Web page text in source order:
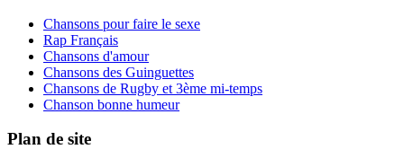
Chansons pour faire le sexe
Rap Français
Chansons d'amour
Chansons des Guinguettes
Chansons de Rugby et 3ème mi-temps
Chanson bonne humeur
Plan de site